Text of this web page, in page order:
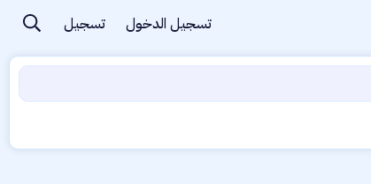
تسجيل الدخول تسجيل